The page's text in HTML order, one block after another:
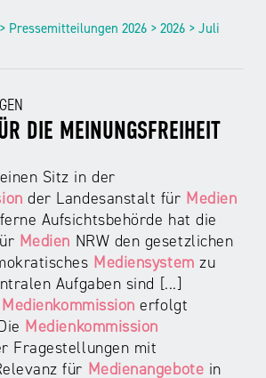
Pressemitteilungen 2026 > 2026 > Juli
DIE MEINUNGSFREIHEIT
Sitz in der
der Landesanstalt für Medien
Aufsichtsbehörde hat die
Medien NRW den gesetzlichen
Mediensystem zu
Aufgaben sind [...]
Medienkommission erfolgt
Medienkommission
Fragestellungen mit
für Medienangebote in